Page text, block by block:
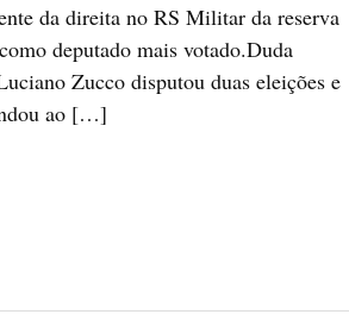
da direita no RS Militar da reserva
deputado mais votado.Duda
Zucco disputou duas eleições e
ao […]